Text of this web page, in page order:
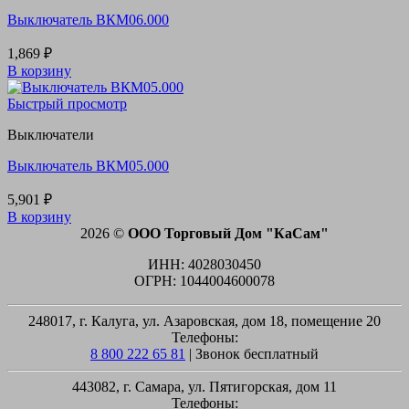
Выключатель ВКМ06.000
1,869 ₽
В корзину
Быстрый просмотр
Выключатели
Выключатель ВКМ05.000
5,901 ₽
В корзину
2026 © ООО Торговый Дом "КаСам"
ИНН: 4028030450
ОГРН: 1044004600078
248017, г. Калуга, ул. Азаровская, дом 18, помещение 20
Телефоны:
8 800 222 65 81 | Звонок бесплатный
443082, г. Самара, ул. Пятигорская, дом 11
Телефоны: